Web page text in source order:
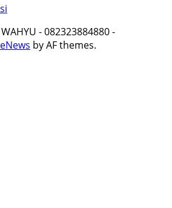
- 082323884880 -
by AF themes.